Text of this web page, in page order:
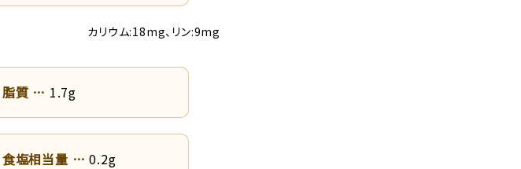
カリウム:18mg、リン:9mg
脂質 1.7g
食塩相当量 0.2g